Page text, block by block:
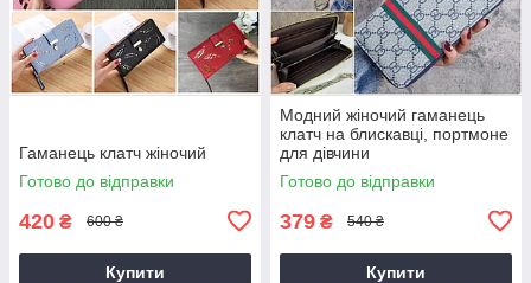
Гаманець клатч жіночий
Готово до відправки
420 ₴ 600 ₴
Купити
Модний жіночий гаманець
клатч на блискавці, портмоне
для дівчини
Готово до відправки
379 ₴ 540 ₴
Купити